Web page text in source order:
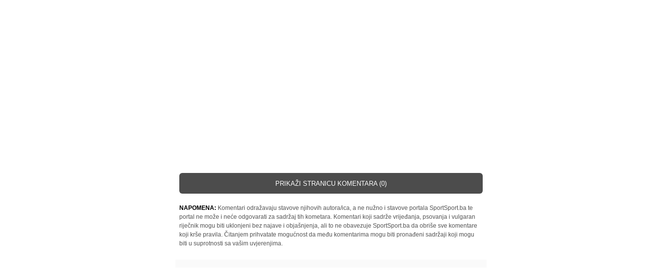
PRIKAŽI STRANICU KOMENTARA (0)
NAPOMENA: Komentari odražavaju stavove njihovih autora/ica, a ne nužno i stavove portala SportSport.ba te
portal ne može i neće odgovarati za sadržaj tih kometara. Komentari koji sadrže vrijeđanja, psovanja i vulgaran
riječnik mogu biti uklonjeni bez najave i objašnjenja, ali to ne obavezuje SportSport.ba da obriše sve komentare
koji krše pravila. Čitanjem prihvatate mogućnost da među komentarima mogu biti pronađeni sadržaji koji mogu
biti u suprotnosti sa vašim uvjerenjima.